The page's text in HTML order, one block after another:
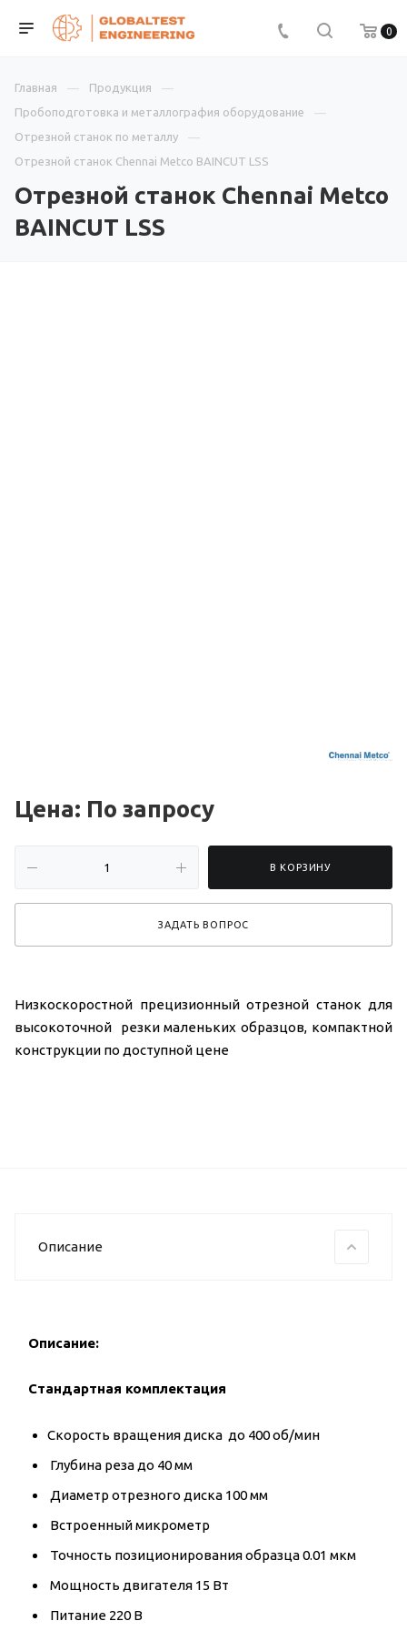
0
Главная
Продукция
Пробоподготовка и металлография оборудование
Отрезной станок по металлу
Отрезной станок Chennai Metco BAINCUT LSS
Отрезной станок Chennai Metco
BAINCUT LSS
Цена: По запросу
В КОРЗИНУ
ЗАДАТЬ ВОПРОС
Низкоскоростной прецизионный отрезной станок для
высокоточной резки маленьких образцов, компактной
конструкции по доступной цене
Описание
Описание:
Стандартная комплектация
Скорость вращения диска до 400 об/мин
Глубина реза до 40 мм
Диаметр отрезного диска 100 мм
Встроенный микрометр
Точность позиционирования образца 0.01 мкм
Мощность двигателя 15 Вт
Питание 220 В